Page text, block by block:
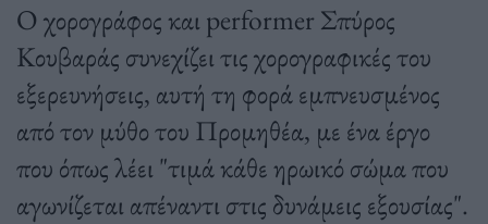
O χορογράφος και performer Σπύρος
Κουβαράς συνεχίζει τις χορογραφικές του
εξερευνήσεις, αυτή τη φορά εμπνευσμένος
από τον μύθο του Προμηθέα, με ένα έργο
που όπως λέει "τιμά κάθε ηρωικό σώμα που
αγωνίζεται απέναντι στις δυνάμεις εξουσίας".